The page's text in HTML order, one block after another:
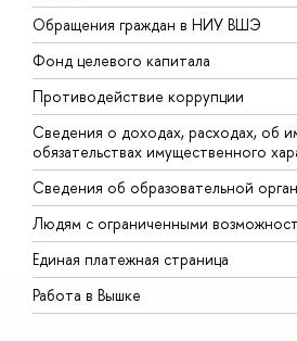
Обращения граждан в НИУ ВШЭ
Фонд целевого капитала
Противодействие коррупции
Сведения о доходах, расходах, об
обязательствах имущественного
Сведения об образовательной
Людям с ограниченными
Единая платежная страница
Работа в Вышке